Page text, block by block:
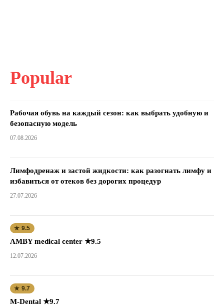
Popular
Рабочая обувь на каждый сезон: как выбрать удобную и
безопасную модель
07.08.2026
Лимфодренаж и застой жидкости: как разогнать лимфу и
избавиться от отеков без дорогих процедур
27.07.2026
★ 9.5
AMBY medical center ★9.5
12.07.2026
★ 9.7
M-Dental ★9.7